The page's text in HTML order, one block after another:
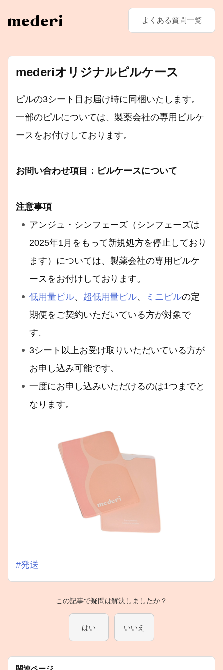
よくある質問一覧
mederiオリジナルピルケース
ピルの3シート目お届け時に同梱いたします。
一部のピルについては、製薬会社の専用ピルケ
ースをお付けしております。
お問い合わせ項目：ピルケースについて
注意事項
アンジュ・シンフェーズ（シンフェーズは
2025年1月をもって新規処方を停止しており
ます）については、製薬会社の専用ピルケ
ースをお付けしております。
低用量ピル、 超低用量ピル、 ミニピルの定
期便をご契約いただいている方が対象で
す。
3シート以上お受け取りいただいている方が
お申し込み可能です。
一度にお申し込みいただけるのは1つまでと
なります。
#発送
この記事で疑問は解決しましたか？
はい いいえ